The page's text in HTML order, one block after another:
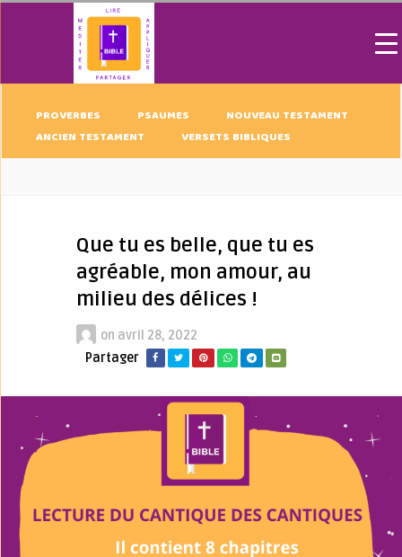
PROVERBES PSAUMES
NOUVEAU TESTAMENT
ANCIEN TESTAMENT
VERSETS BIBLIQUES
Que tu es belle, que tu es
agréable, mon amour, au
milieu des délices !
on avril 28, 2022
Partager